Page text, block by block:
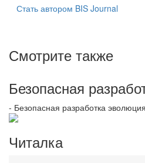
Стать автором BIS Journal
Смотрите также
Безопасная
- Безопасная разработка
Читалка